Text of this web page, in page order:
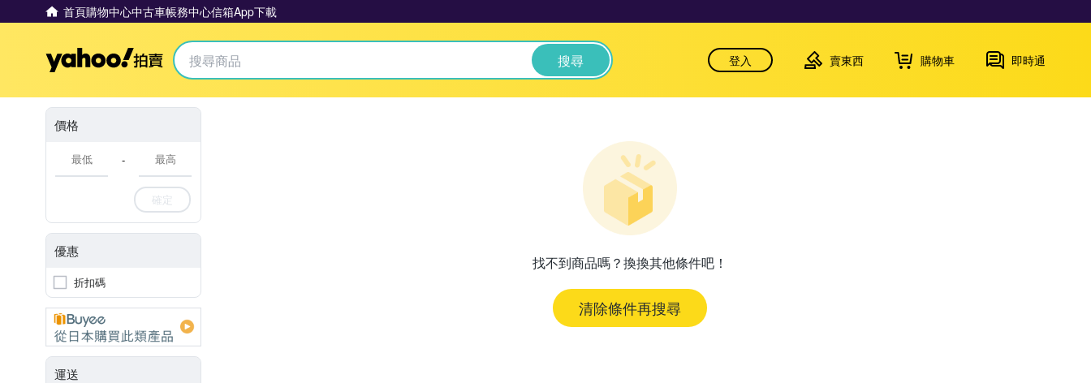
首頁購物中心中古車帳務中心信箱App下載
Yahoo拍賣 搜尋 登入 賣東西 購物車 即時通
價格
-
確定
優惠
折扣碼
運送
找不到商品嗎？換換其他條件吧！
清除條件再搜尋